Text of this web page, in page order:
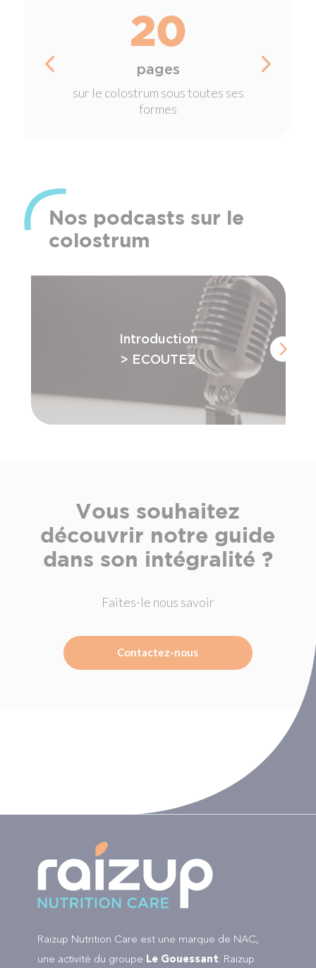
20
pages
sur le colostrum sous toutes ses
formes
Nos podcasts sur le
colostrum
Introduction
> ECOUTEZ
Vous souhaitez
découvrir notre guide
dans son intégralité ?
Faites-le nous savoir
Contactez-nous
Raizup Nutrition Care est une marque de NAC,
une activité du groupe Le Gouessant. Raizup